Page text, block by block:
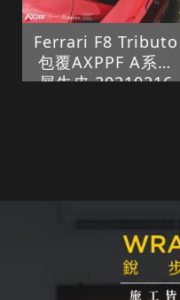
Ferrari F8 Tributo
包覆AXPPF A系列
犀牛皮 20210216